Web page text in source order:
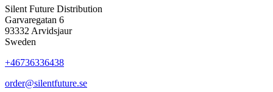
Silent Future Distribution
Garvaregatan 6
93332 Arvidsjaur
Sweden
+46736336438
order@silentfuture.se